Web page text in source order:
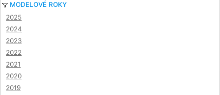
MODELOVÉ ROKY
2025
2024
2023
2022
2021
2020
2019